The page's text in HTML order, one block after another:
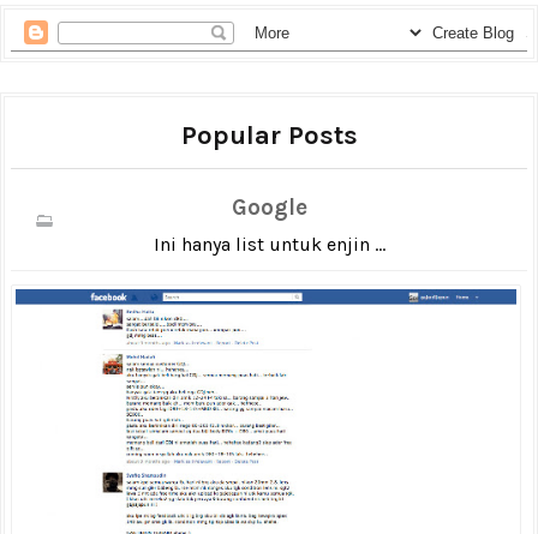
Popular Posts
Google
Ini hanya list untuk enjin ...